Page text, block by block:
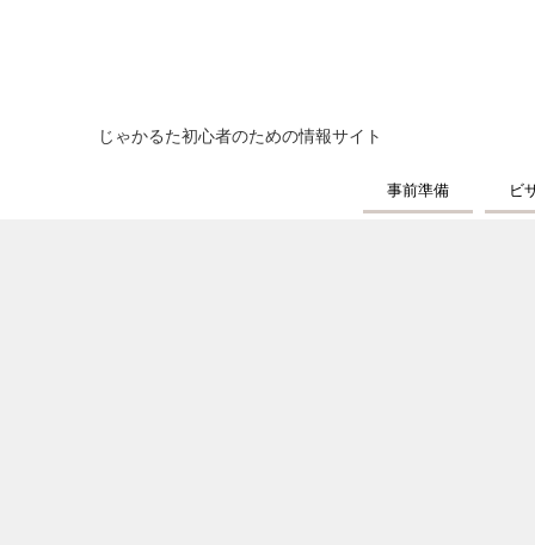
じゃかるた初心者のための情報サイト
事前準備 ビ